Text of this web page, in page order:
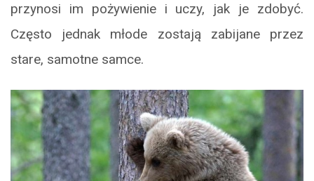
przynosi im pożywienie i uczy, jak je zdobyć.
Często jednak młode zostają zabijane przez
stare, samotne samce.